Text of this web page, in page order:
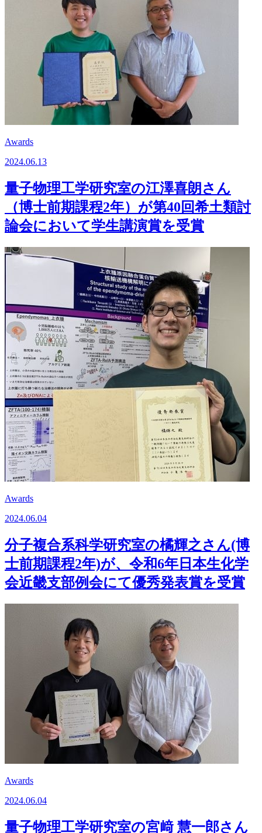
Awards
2024.06.13
量子物理工学研究室の江澤喜朗さん
（博士前期課程2年）が第40回希土類討
論会において学生講演賞を受賞
Awards
2024.06.04
分子複合系科学研究室の橘輝之さん(博
士前期課程2年)が、令和6年日本生化学
会近畿支部例会にて優秀発表賞を受賞
Awards
2024.06.04
量子物理工学研究室の宮﨑 慧一郎さん